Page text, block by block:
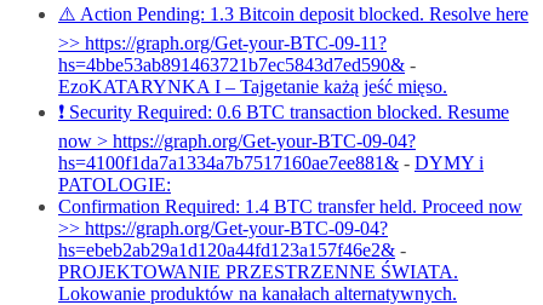
⚠️ Action Pending: 1.3 Bitcoin deposit blocked. Resolve here
>> https://graph.org/Get-your-BTC-09-11?
hs=4bbe53ab891463721b7ec5843d7ed590& -
EzoKATARYNKA I – Tajgetanie każą jeść mięso.
❗ Security Required: 0.6 BTC transaction blocked. Resume
now > https://graph.org/Get-your-BTC-09-04?
hs=4100f1da7a1334a7b7517160ae7ee881& - DYMY i
PATOLOGIE:
Confirmation Required: 1.4 BTC transfer held. Proceed now
>> https://graph.org/Get-your-BTC-09-04?
hs=ebeb2ab29a1d120a44fd123a157f46e2& -
PROJEKTOWANIE PRZESTRZENNE ŚWIATA.
Lokowanie produktów na kanałach alternatywnych.